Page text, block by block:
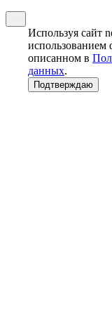
Используя сайт
использованием
описанном в
данных.
Подтверждаю